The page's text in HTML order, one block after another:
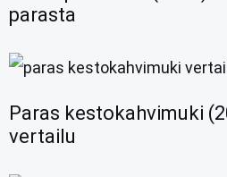
parasta
Paras kestokahvimuki
vertailu